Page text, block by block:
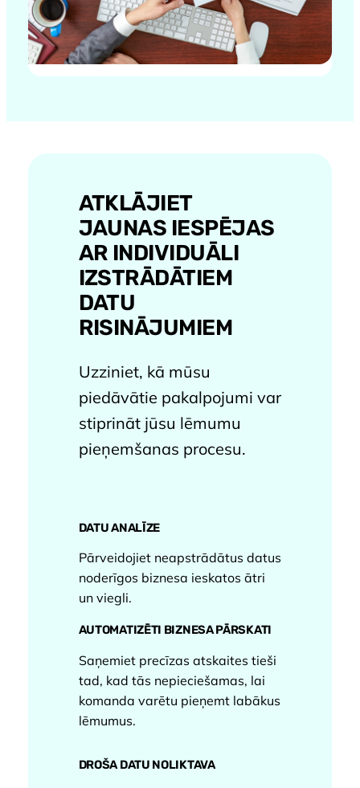
ATKLĀJIET
JAUNAS IESPĒJAS
AR INDIVIDUĀLI
IZSTRĀDĀTIEM
DATU
RISINĀJUMIEM
Uzziniet, kā mūsu
piedāvātie pakalpojumi var
stiprināt jūsu lēmumu
pieņemšanas procesu.
DATU ANALĪZE
Pārveidojiet neapstrādātus datus
noderīgos biznesa ieskatos ātri
un viegli.
AUTOMATIZĒTI BIZNESA PĀRSKATI
Saņemiet precīzas atskaites tieši
tad, kad tās nepieciešamas, lai
komanda varētu pieņemt labākus
lēmumus.
DROŠA DATU NOLIKTAVA